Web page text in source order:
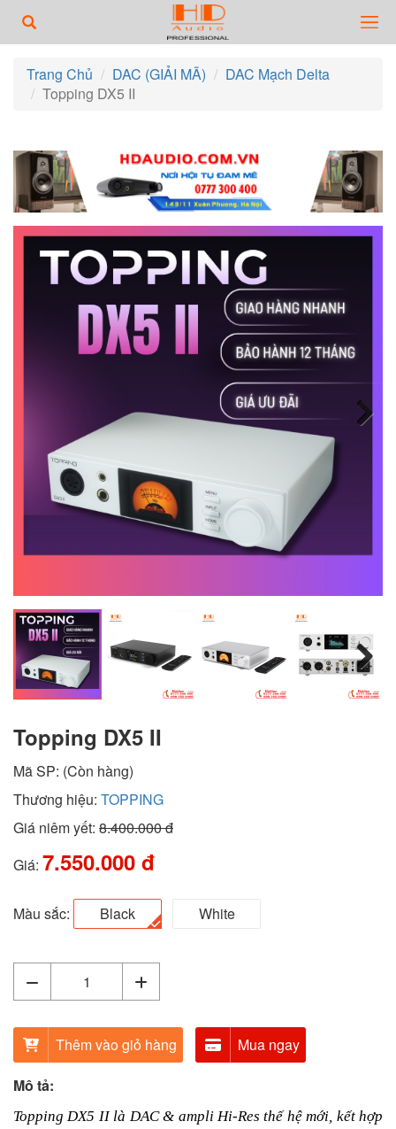
Trang Chủ DAC (GIẢI MÃ)
DAC Mạch Delta
Topping DX5 II
Next
Topping DX5 II
Mã SP: (Còn hàng)
Thương hiệu: TOPPING
Giá niêm yết: 8.400.000 đ
Giá: 7.550.000 đ
Màu sắc: Black White
Thêm vào giỏ hàng
Mua ngay
Mô tả:
Topping DX5 II là DAC & ampli Hi-Res thế hệ mới, kết hợp